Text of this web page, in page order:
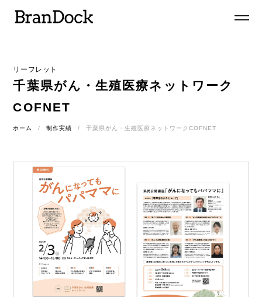
リーフレット
千葉県がん・生殖医療ネットワーク
COFNET
ホーム 制作実績 千葉県がん・生殖医療ネットワークCOFNET